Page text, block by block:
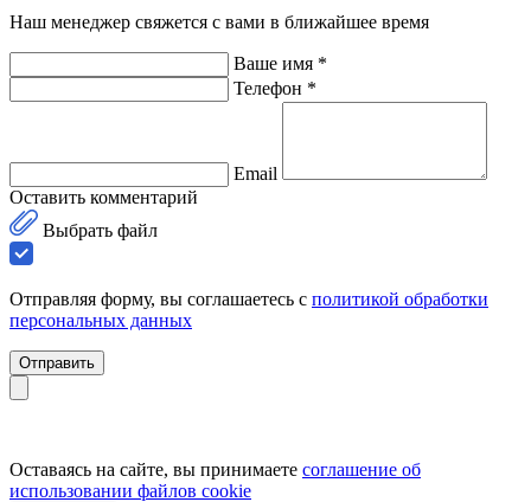
Наш менеджер свяжется с вами в ближайшее время
Ваше имя *
Телефон *
Email
Оставить комментарий
Выбрать файл
Отправляя форму, вы соглашаетесь с политикой обработки
персональных данных
Отправить
Оставаясь на сайте, вы принимаете соглашение об
использовании файлов cookie